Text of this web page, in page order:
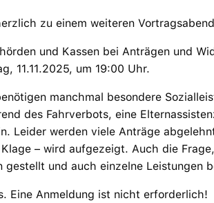
zu einem weiteren
und Kassen bei Anträgen und
11.11.2025, um 19:00 Uhr.
manchmal besondere
des Fahrverbots, eine
Leider werden viele Anträge
– wird aufgezeigt. Auch die
gestellt und auch einzelne Leistungen
Eine Anmeldung ist nicht erforderlich!